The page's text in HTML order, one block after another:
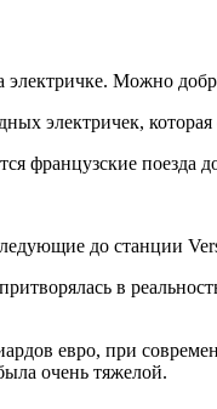
Можно
электричек,
французские поезда
до станции
в
евро, при
очень тяжелой.